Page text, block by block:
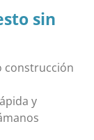
sin
construcción
y